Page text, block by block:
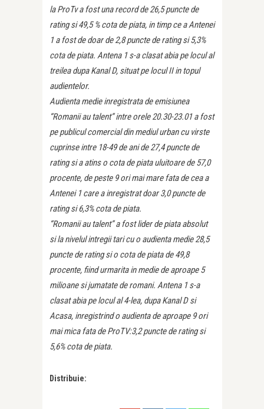
la ProTv a fost una record de 26,5 puncte de
rating si 49,5 % cota de piata, in timp ce a Antenei
1 a fost de doar de 2,8 puncte de rating si 5,3%
cota de piata. Antena 1 s-a clasat abia pe locul al
treilea dupa Kanal D, situat pe locul II in topul
audientelor.
Audienta medie inregistrata de emisiunea
“Romanii au talent” intre orele 20.30-23.01 a fost
pe publicul comercial din mediul urban cu virste
cuprinse intre 18-49 de ani de 27,4 puncte de
rating si a atins o cota de piata uluitoare de 57,0
procente, de peste 9 ori mai mare fata de cea a
Antenei 1 care a inregistrat doar 3,0 puncte de
rating si 6,3% cota de piata.
“Romanii au talent” a fost lider de piata absolut
si la nivelul intregii tari cu o audienta medie 28,5
puncte de rating si o cota de piata de 49,8
procente, fiind urmarita in medie de aproape 5
milioane si jumatate de romani. Antena 1 s-a
clasat abia pe locul al 4-lea, dupa Kanal D si
Acasa, inregistrind o audienta de aproape 9 ori
mai mica fata de ProTV:3,2 puncte de rating si
5,6% cota de piata.
Distribuie: